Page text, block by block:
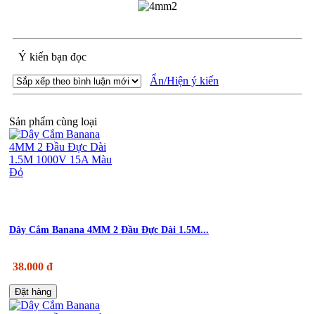
Ý kiến bạn đọc
Ẩn/Hiện ý kiến
Sản phẩm cùng loại
Dây Cắm Banana 4MM 2 Đầu Đực Dài 1.5M...
38.000 đ
Đặt hàng